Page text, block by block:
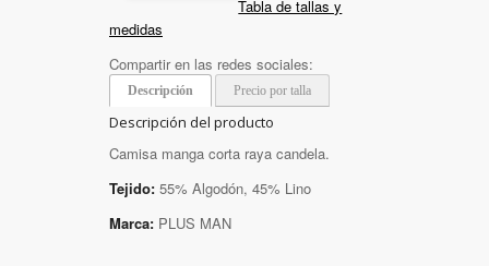
Tabla de tallas y
medidas
Compartir en las redes sociales:
Descripción Precio por talla
Descripción del producto
Camisa manga corta raya candela.
Tejido: 55% Algodón, 45% Lino
Marca: PLUS MAN